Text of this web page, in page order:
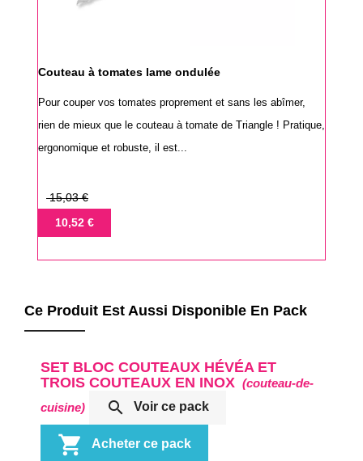
Couteau à tomates lame ondulée
Pour couper vos tomates proprement et sans les abîmer,
rien de mieux que le couteau à tomate de Triangle ! Pratique,
ergonomique et robuste, il est...
Prix
base
15,03 €
Prix10,52 €
Ce Produit Est Aussi Disponible En Pack
SET BLOC COUTEAUX HÉVÉA ET
TROIS COUTEAUX EN INOX (couteau-de-
cuisine)
 Voir ce pack
 Acheter ce pack